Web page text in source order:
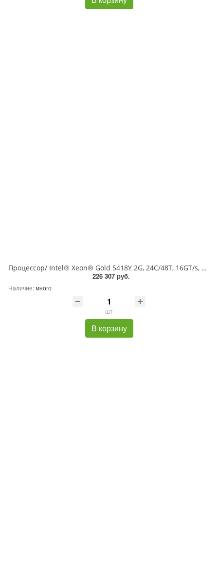
Процессор/ Intel® Xeon® Gold 5418Y 2G, 24C/48T, 16GT/s, 45M Cache, Turbo, HT (185W) DDR5-4400
226 307 руб.
Наличие:много
шт
В корзину